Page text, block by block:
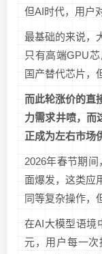
但AI时代，用户
最基础的来说，
只有高端GPU
国产替代芯片，
而此轮涨价的直
力需求井喷，
正成为左右市场
2026年春节期
面爆发，这类应
同等复杂操作，
在AI大模型语境
元，用户每一